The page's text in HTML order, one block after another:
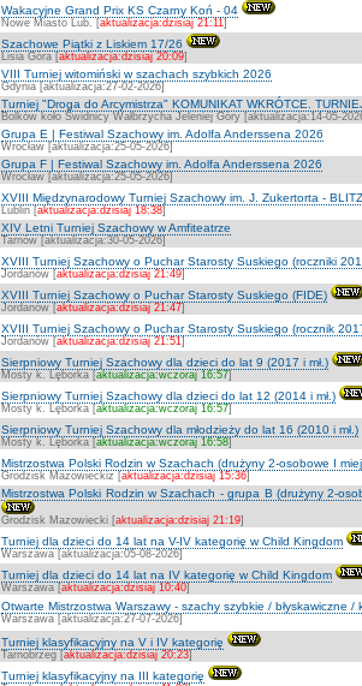
Wakacyjne Grand Prix KS Czarny Koń - 04
Nowe Miasto Lub. [aktualizacja:dzisiaj 21:11]
Szachowe Piątki z Liskiem 17/26
Lisia Góra [aktualizacja:dzisiaj 20:09]
VIII Turniej witomiński w szachach szybkich 2026
Gdynia [aktualizacja:27-02-2026]
Turniej "Droga do Arcymistrza" KOMUNIKAT WKRÓTCE.
Bolków koło Świdnicy Wałbrzycha Jeleniej Góry [aktualizacja:14-05-
Grupa E | Festiwal Szachowy im. Adolfa Anderssena 2026
Wrocław [aktualizacja:25-05-2026]
Grupa F | Festiwal Szachowy im. Adolfa Anderssena 2026
Wrocław [aktualizacja:25-05-2026]
XVIII Międzynarodowy Turniej Szachowy im. J. Zukertorta -
Lublin [aktualizacja:dzisiaj 18:38]
XIV Letni Turniej Szachowy w Amfiteatrze
Tarnów [aktualizacja:30-05-2026]
XVIII Turniej Szachowy o Puchar Starosty Suskiego (roczniki
Jordanów [aktualizacja:dzisiaj 21:49]
XVIII Turniej Szachowy o Puchar Starosty Suskiego (FIDE)
Jordanów [aktualizacja:dzisiaj 21:47]
XVIII Turniej Szachowy o Puchar Starosty Suskiego (rocznik
Jordanów [aktualizacja:dzisiaj 21:51]
Sierpniowy Turniej Szachowy dla dzieci do lat 9 (2017 i mł.)
Mosty k. Lęborka [aktualizacja:wczoraj 16:57]
Sierpniowy Turniej Szachowy dla dzieci do lat 12 (2014 i mł.)
Mosty k. Lęborka [aktualizacja:wczoraj 16:57]
Sierpniowy Turniej Szachowy dla młodzieży do lat 16 (2010 i mł.)
Mosty k. Lęborka [aktualizacja:wczoraj 16:58]
Mistrzostwa Polski Rodzin w Szachach (drużyny 2-osobowe I
Grodzisk Mazowieckiz [aktualizacja:dzisiaj 15:36]
Mistrzostwa Polski Rodzin w Szachach - grupa B (drużyny 2-
Grodzisk Mazowiecki [aktualizacja:dzisiaj 21:19]
Turniej dla dzieci do 14 lat na V-IV kategorię w Child Kingdom
Warszawa [aktualizacja:05-08-2026]
Turniej dla dzieci do 14 lat na IV kategorię w Child Kingdom
Warszawa [aktualizacja:dzisiaj 10:40]
Otwarte Mistrzostwa Warszawy - szachy szybkie / błyskawiczne /
Warszawa [aktualizacja:27-07-2026]
Turniej klasyfikacyjny na V i IV kategorię
Tarnobrzeg [aktualizacja:dzisiaj 20:23]
Turniej klasyfikacyjny na III kategorię